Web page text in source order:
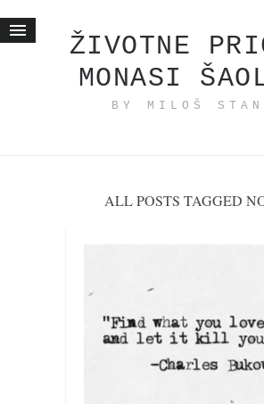
ŽIVOTNE
MONASI
BY MILOŠ
Životne priče
ishranom do zdravlja
zakonopravilo
ALL POSTS TAGGED